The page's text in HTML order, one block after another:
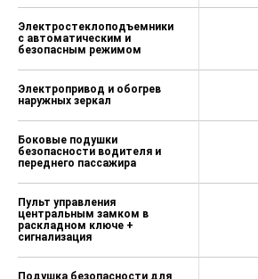
Электростеклоподъемники
с автоматическим и
безопасным режимом
Электропривод и обогрев
наружных зеркал
Боковые подушки
безопасности водителя и
переднего пассажира
Пульт управления
центральным замком в
раскладном ключе +
сигнализация
Подушка безопасности для